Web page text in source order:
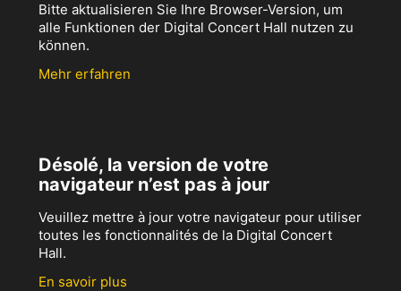
Bitte aktualisieren Sie Ihre Browser-Version, um
alle Funktionen der Digital Concert Hall nutzen zu
können.
Mehr erfahren
Désolé, la version de votre
navigateur n’est pas à jour
Veuillez mettre à jour votre navigateur pour utiliser
toutes les fonctionnalités de la Digital Concert
Hall.
En savoir plus